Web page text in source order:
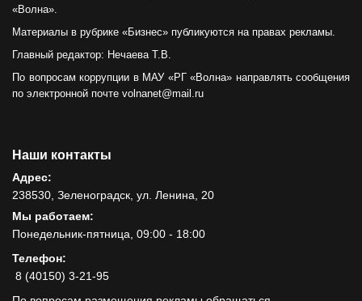
«Волна».
Материалы в рубрике «Бизнес» публикуются на правах рекламы.
Главный редактор: Нечаева Т.В.
По вопросам коррупции в МАУ «РГ «Волна» направлять сообщения
по электронной почте volnanet@mail.ru
Наши контакты
Адрес:
238530, Зеленоградск, ул. Ленина, 20
Мы работаем:
Понедельник-пятница, 09:00 - 18:00
Телефон:
8 (40150) 3-21-95